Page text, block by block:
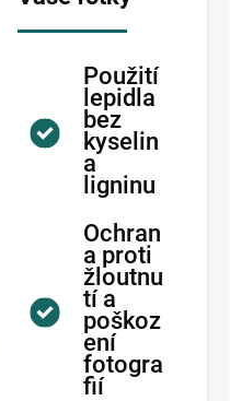
Použití
lepidla
bez
kyselin
a
ligninu
Ochran
a proti
žloutnu
tí a
poškoz
ení
fotogra
fií